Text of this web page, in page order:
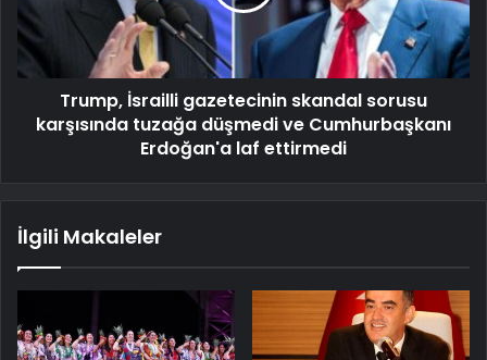
Trump, İsrailli gazetecinin skandal sorusu
karşısında tuzağa düşmedi ve Cumhurbaşkanı
Erdoğan'a laf ettirmedi
İlgili Makaleler